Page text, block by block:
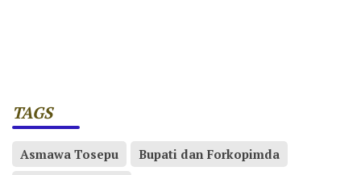
TAGS
Asmawa Tosepu
Bupati dan Forkopimda